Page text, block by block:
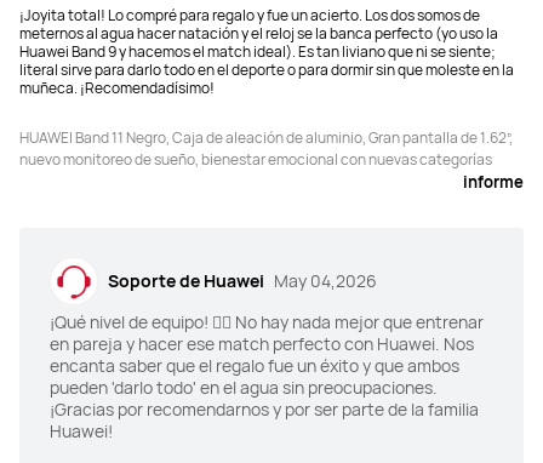
Análisis de la Postura al Correr
Basado en la Muñeca
×
√
Tiempo en espera
Uso máximo 14 días
Análisis de la Postura al Correr
Basado en la Muñeca
×
√
Uso máximo 14 días
¡Joyita total! Lo compré para regalo y fue un acierto. Los dos somos de
meternos al agua hacer natación y el reloj se la banca perfecto (yo uso la
Huawei Band 9 y hacemos el match ideal). Es tan liviano que ni se siente;
literal sirve para darlo todo en el deporte o para dormir sin que moleste en la
muñeca. ¡Recomendadísimo!
HUAWEI Band 11 Negro, Caja de aleación de aluminio, Gran pantalla de 1.62”,
nuevo monitoreo de sueño, bienestar emocional con nuevas categorías
informe
Soporte de Huawei May 04,2026
¡Qué nivel de equipo! 🏊‍♂️ No hay nada mejor que entrenar
en pareja y hacer ese match perfecto con Huawei. Nos
encanta saber que el regalo fue un éxito y que ambos
pueden 'darlo todo' en el agua sin preocupaciones.
¡Gracias por recomendarnos y por ser parte de la familia
Huawei!